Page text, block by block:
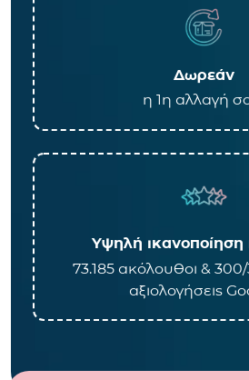
Δωρεάν
η 1η αλλαγή
Υψηλή
73.185 ακόλουθοι &
αξιολογήσεις